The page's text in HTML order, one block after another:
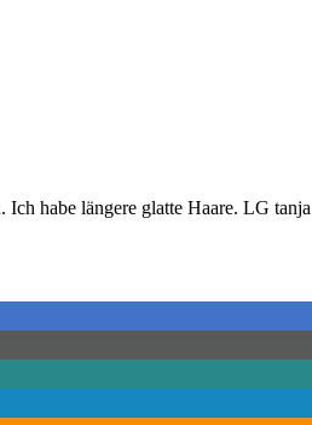
Ich habe längere glatte Haare. LG tanja